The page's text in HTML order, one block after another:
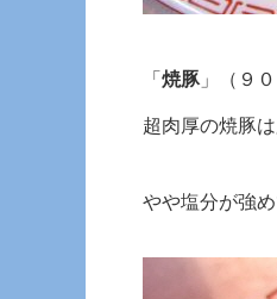
「 焼豚」（９０
超肉厚の焼豚
やや塩分が強